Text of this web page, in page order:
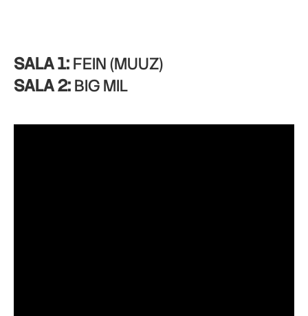
SALA 1:FEIN (MUUZ)
SALA 2:BIG MIL